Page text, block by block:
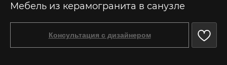
Мебель из керамогранита в санузле
Консультация с дизайнером